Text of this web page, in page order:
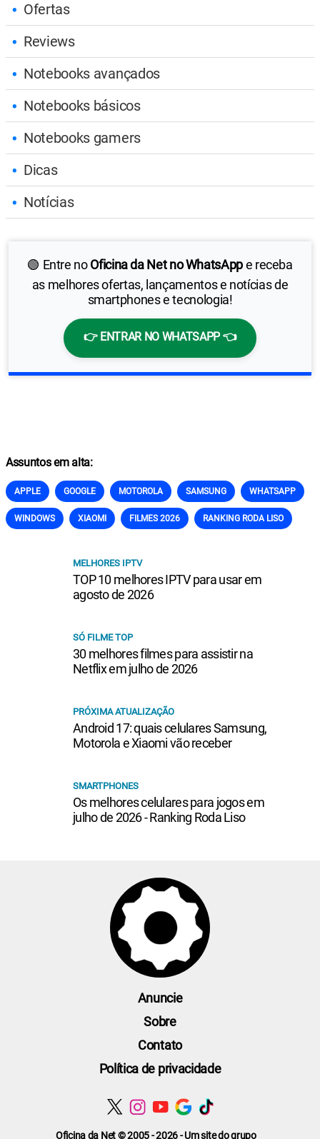
Ofertas
Reviews
Notebooks avançados
Notebooks básicos
Notebooks gamers
Dicas
Notícias
🟢 Entre noOficina da Net no WhatsAppe receba
as melhores ofertas, lançamentos e notícias de
smartphones e tecnologia!
👉 ENTRAR NO WHATSAPP 👈
Assuntos em alta:
APPLE GOOGLE MOTOROLA SAMSUNG WHATSAPP
WINDOWS XIAOMI FILMES 2026 RANKING RODA LISO
MELHORES IPTV
TOP 10 melhores IPTV para usar em
agosto de 2026
SÓ FILME TOP
30 melhores filmes para assistir na
Netflix em julho de 2026
PRÓXIMA ATUALIZAÇÃO
Android 17: quais celulares Samsung,
Motorola e Xiaomi vão receber
SMARTPHONES
Os melhores celulares para jogos em
julho de 2026 - Ranking Roda Liso
Oficina da Net © 2005 - 2026 - Um site do grupo
Anuncie
Sobre
Contato
Política de privacidade